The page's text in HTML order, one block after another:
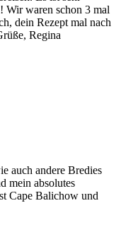
Wir waren schon 3 mal
dein Rezept mal nach
Regina
auch andere Bredies
mein absolutes
Cape Balichow und